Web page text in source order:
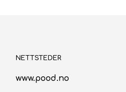
NETTSTEDER
www.pood.no